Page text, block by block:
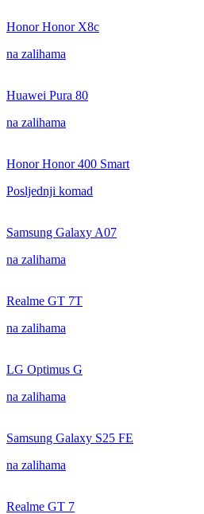
Honor Honor X8c
na zalihama
Huawei Pura 80
na zalihama
Honor Honor 400 Smart
Posljednji komad
Samsung Galaxy A07
na zalihama
Realme GT 7T
na zalihama
LG Optimus G
na zalihama
Samsung Galaxy S25 FE
na zalihama
Realme GT 7